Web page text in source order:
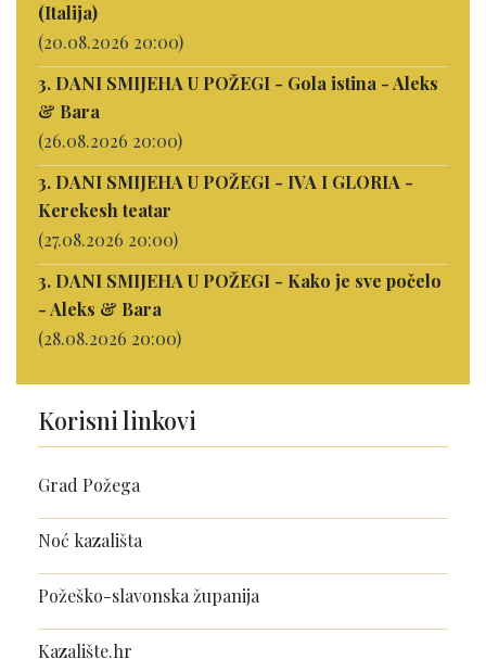
(Italija)
(20.08.2026 20:00)
3. DANI SMIJEHA U POŽEGI - Gola istina - Aleks
& Bara
(26.08.2026 20:00)
3. DANI SMIJEHA U POŽEGI - IVA I GLORIA -
Kerekesh teatar
(27.08.2026 20:00)
3. DANI SMIJEHA U POŽEGI - Kako je sve počelo
- Aleks & Bara
(28.08.2026 20:00)
Korisni linkovi
Grad Požega
Noć kazališta
Požeško-slavonska županija
Kazalište.hr